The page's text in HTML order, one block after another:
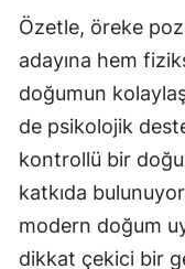
Özetle, öreke
adayına hem
doğumun
de psikolojik
kontrollü bir
katkıda
modern doğum
dikkat çekici bir